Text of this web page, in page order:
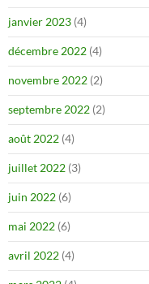
janvier 2023 (4)
décembre 2022 (4)
novembre 2022 (2)
septembre 2022 (2)
août 2022 (4)
juillet 2022 (3)
juin 2022 (6)
mai 2022 (6)
avril 2022 (4)